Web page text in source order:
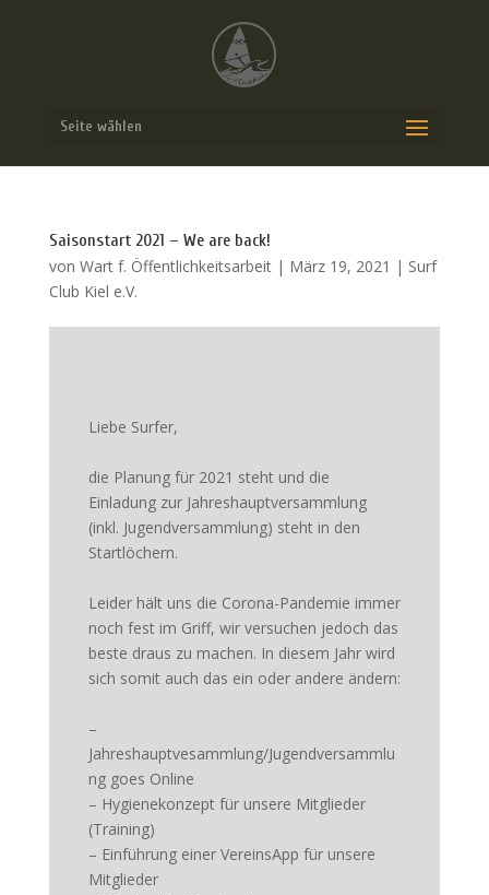
Seite wählen
Saisonstart 2021 – We are back!
von Wart f. Öffentlichkeitsarbeit| März 19, 2021 | Surf
Club Kiel e.V.
Liebe Surfer,
die Planung für 2021 steht und die
Einladung zur Jahreshauptversammlung
(inkl. Jugendversammlung) steht in den
Startlöchern.
Leider hält uns die Corona-Pandemie immer
noch fest im Griff, wir versuchen jedoch das
beste draus zu machen. In diesem Jahr wird
sich somit auch das ein oder andere ändern:
–
Jahreshauptvesammlung/Jugendversammlu
ng goes Online
– Hygienekonzept für unsere Mitglieder
(Training)
– Einführung einer VereinsApp für unsere
Mitglieder